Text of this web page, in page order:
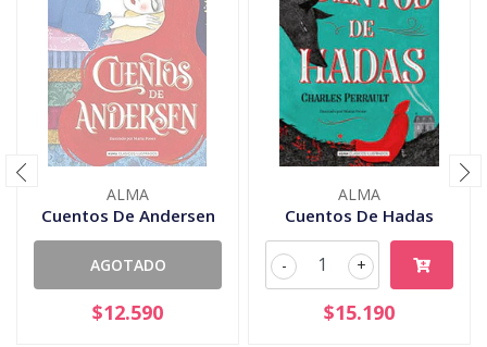
ALMA
Cuentos De Andersen
AGOTADO
$12.590
ALMA
Cuentos De Hadas
+
-
$15.190